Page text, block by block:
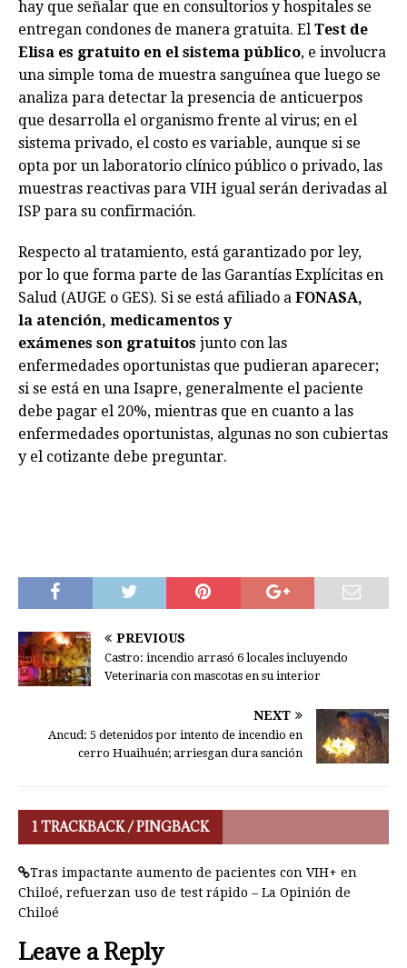
hay que señalar que en consultorios y hospitales se
entregan condones de manera gratuita. El Test de
Elisa es gratuito en el sistema público, e involucra
una simple toma de muestra sanguínea que luego se
analiza para detectar la presencia de anticuerpos
que desarrolla el organismo frente al virus; en el
sistema privado, el costo es variable, aunque si se
opta por un laboratorio clínico público o privado, las
muestras reactivas para VIH igual serán derivadas al
ISP para su confirmación.
Respecto al tratamiento, está garantizado por ley,
por lo que forma parte de las Garantías Explícitas en
Salud (AUGE o GES). Si se está afiliado a FONASA,
la atención, medicamentos y
exámenes son gratuitos junto con las
enfermedades oportunistas que pudieran aparecer;
si se está en una Isapre, generalmente el paciente
debe pagar el 20%, mientras que en cuanto a las
enfermedades oportunistas, algunas no son cubiertas
y el cotizante debe preguntar.
PREVIOUS
Castro: incendio arrasó 6 locales incluyendo
Veterinaria con mascotas en su interior
NEXT
Ancud: 5 detenidos por intento de incendio en
cerro Huaihuén; arriesgan dura sanción
1 TRACKBACK / PINGBACK
Tras impactante aumento de pacientes con VIH+ en
Chiloé, refuerzan uso de test rápido – La Opinión de
Chiloé
Leave a Reply